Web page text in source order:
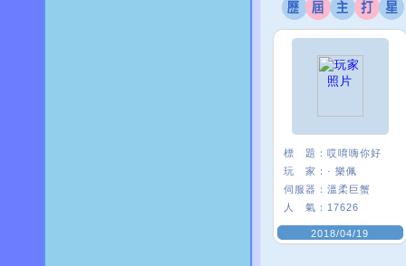
標 題： 哎唷嗨你好
玩 家： · 樂佩
伺服器： 溫柔巨蟹
人 氣： 17626
2018/04/19